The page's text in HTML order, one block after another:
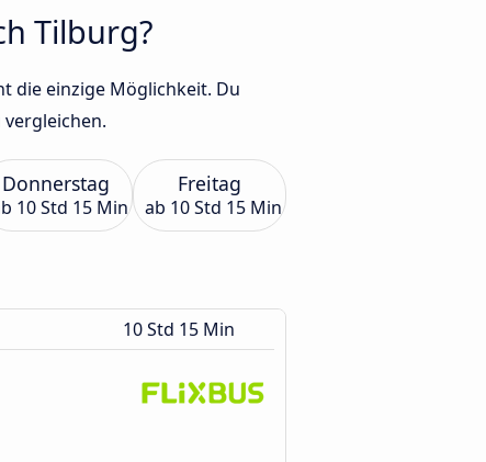
Tilburg?
die einzige Möglichkeit. Du
Donnerstag
10 Std 15 Min
Freitag
ab 10 Std 15 Min
10 Std 15 Min